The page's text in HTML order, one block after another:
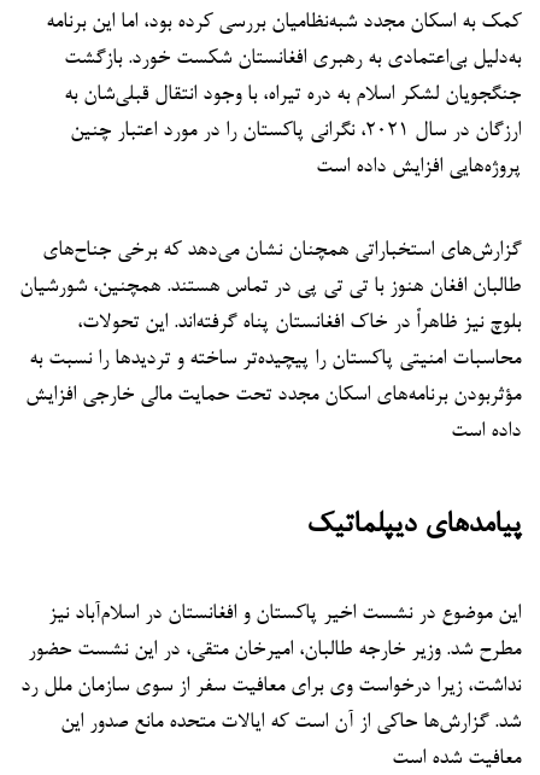
کمک به اسکان مجدد شبه‌نظامیان بررسی کرده بود، اما این برنامه
به‌دلیل بی‌اعتمادی به رهبری افغانستان شکست خورد. بازگشت
جنگجویان لشکر اسلام به دره تیراه، با وجود انتقال قبلی‌شان به
ارزگان در سال ۲۰۲۱، نگرانی پاکستان را در مورد اعتبار چنین
پروژه‌هایی افزایش داده است
گزارش‌های استخباراتی همچنان نشان می‌دهد که برخی جناح‌های
طالبان افغان هنوز با تی تی پی در تماس هستند. همچنین، شورشیان
بلوچ نیز ظاهراً در خاک افغانستان پناه گرفته‌اند. این تحولات،
محاسبات امنیتی پاکستان را پیچیده‌تر ساخته و تردیدها را نسبت به
مؤثربودن برنامه‌های اسکان مجدد تحت حمایت مالی خارجی افزایش
داده است
پیامدهای دیپلماتیک
این موضوع در نشست اخیر پاکستان و افغانستان در اسلام‌آباد نیز
مطرح شد. وزیر خارجه طالبان، امیرخان متقی، در این نشست حضور
نداشت، زیرا درخواست وی برای معافیت سفر از سوی سازمان ملل رد
شد. گزارش‌ها حاکی از آن است که ایالات متحده مانع صدور این
معافیت شده است